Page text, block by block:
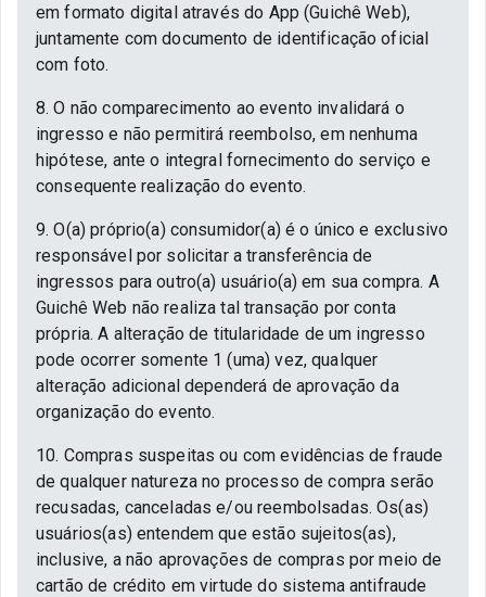
em formato digital através do App (Guichê Web),
juntamente com documento de identificação oficial
com foto.
8. O não comparecimento ao evento invalidará o
ingresso e não permitirá reembolso, em nenhuma
hipótese, ante o integral fornecimento do serviço e
consequente realização do evento.
9. O(a) próprio(a) consumidor(a) é o único e exclusivo
responsável por solicitar a transferência de
ingressos para outro(a) usuário(a) em sua compra. A
Guichê Web não realiza tal transação por conta
própria. A alteração de titularidade de um ingresso
pode ocorrer somente 1 (uma) vez, qualquer
alteração adicional dependerá de aprovação da
organização do evento.
10. Compras suspeitas ou com evidências de fraude
de qualquer natureza no processo de compra serão
recusadas, canceladas e/ou reembolsadas. Os(as)
usuários(as) entendem que estão sujeitos(as),
inclusive, a não aprovações de compras por meio de
cartão de crédito em virtude do sistema antifraude